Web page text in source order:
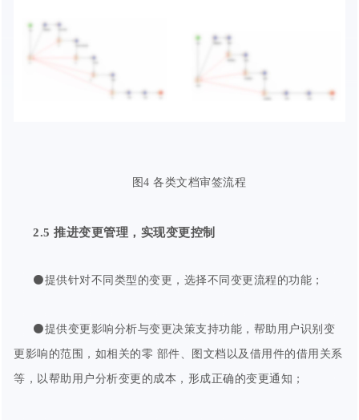
图4 各类文档审签流程
2.5 推进变更管理 ，实现变更控制
⚫提供针对不同类型的变更，选择不同变更流程的功能；
⚫提供变更影响分析与变更决策支持功能，帮助用户识别变
更影响的范围，如相关的零 部件、图文档以及借用件的借用关系
等，以帮助用户分析变更的成本，形成正确的变更通知；